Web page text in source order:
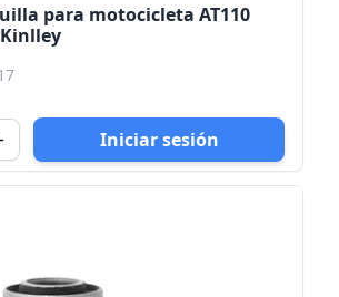
para motocicleta AT110
Kinlley
Iniciar sesión